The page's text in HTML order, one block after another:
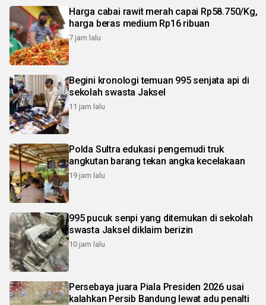
Harga cabai rawit merah capai Rp58.750/Kg,
harga beras medium Rp16 ribuan
7 jam lalu
Begini kronologi temuan 995 senjata api di
sekolah swasta Jaksel
11 jam lalu
Polda Sultra edukasi pengemudi truk
angkutan barang tekan angka kecelakaan
19 jam lalu
995 pucuk senpi yang ditemukan di sekolah
swasta Jaksel diklaim berizin
10 jam lalu
Persebaya juara Piala Presiden 2026 usai
kalahkan Persib Bandung lewat adu penalti